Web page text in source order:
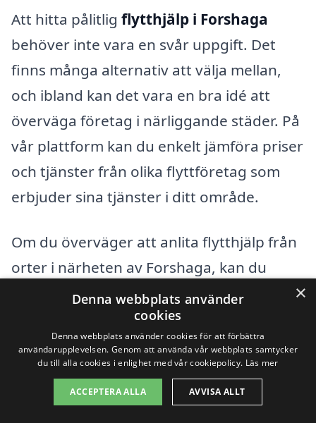
Att hitta pålitlig flytthjälp i Forshaga
behöver inte vara en svår uppgift. Det
finns många alternativ att välja mellan,
och ibland kan det vara en bra idé att
överväga företag i närliggande städer. På
vår plattform kan du enkelt jämföra priser
och tjänster från olika flyttföretag som
erbjuder sina tjänster i ditt område.
Om du överväger att anlita flytthjälp från
orter i närheten av Forshaga, kan du
överväga följande städer:
Karlstad
Hagfors
Grums
×
Denna webbplats använder
cookies
Denna webbplats använder cookies för att förbättra
användarupplevelsen. Genom att använda vår webbplats samtycker
du till alla cookies i enlighet med vår cookiepolicy. Läs mer
ACCEPTERA ALLA AVVISA ALLT